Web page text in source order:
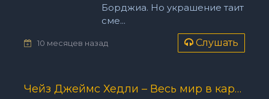
Борджиа. Но украшение таит
сме...
10 месяцев назад Слушать
Чейз Джеймс Хедли – Весь мир в кармане